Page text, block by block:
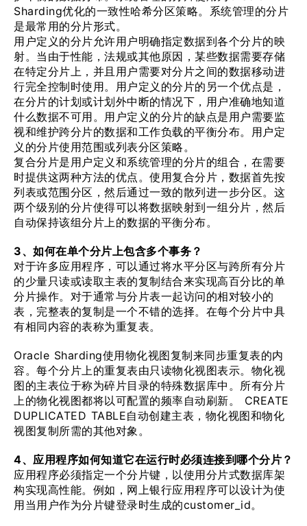
Sharding优化的一致性哈希分区策略。系统管理的分片
是最常用的分片形式。
用户定义的分片允许用户明确指定数据到各个分片的映
射。当由于性能，法规或其他原因，某些数据需要存储
在特定分片上，并且用户需要对分片之间的数据移动进
行完全控制时使用。用户定义的分片的另一个优点是，
在分片的计划或计划外中断的情况下，用户准确地知道
什么数据不可用。用户定义的分片的缺点是用户需要监
视和维护跨分片的数据和工作负载的平衡分布。用户定
义的分片使用范围或列表分区策略。
复合分片是用户定义和系统管理的分片的组合，在需要
时提供这两种方法的优点。使用复合分片，数据首先按
列表或范围分区，然后通过一致的散列进一步分区。这
两个级别的分片使得可以将数据映射到一组分片，然后
自动保持该组分片上的数据的平衡分布。
3、如何在单个分片上包含多个事务？
对于许多应用程序，可以通过将水平分区与跨所有分片
的少量只读或读取主表的复制结合来实现高百分比的单
分片操作。对于通常与分片表一起访问的相对较小的
表，完整表的复制是一个不错的选择。在每个分片中具
有相同内容的表称为重复表。
Oracle Sharding使用物化视图复制来同步重复表的内
容。每个分片上的重复表由只读物化视图表示。物化视
图的主表位于称为碎片目录的特殊数据库中。所有分片
上的物化视图都将以可配置的频率自动刷新。 CREATE
DUPLICATED TABLE自动创建主表，物化视图和物化
视图复制所需的其他对象。
4、应用程序如何知道它在运行时必须连接到哪个分片？
应用程序必须指定一个分片键，以使用分片式数据库架
构实现高性能。例如，网上银行应用程序可以设计为使
用当用户作为分片键登录时生成的customer_id。